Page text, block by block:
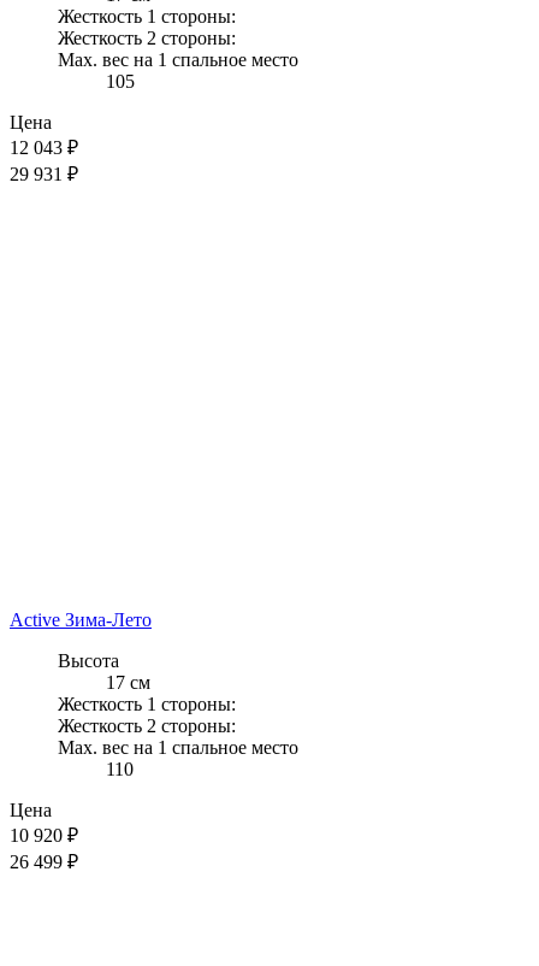
Жесткость 1 стороны:
Жесткость 2 стороны:
Max. вес на 1 спальное место
105
Цена
12 043 ₽
29 931 ₽
Active Зима-Лето
Высота
17 см
Жесткость 1 стороны:
Жесткость 2 стороны:
Max. вес на 1 спальное место
110
Цена
10 920 ₽
26 499 ₽